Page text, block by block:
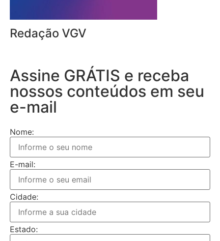
Redação VGV
Assine GRÁTIS e receba
nossos conteúdos em seu
e-mail
Nome:
E-mail:
Cidade:
Estado: